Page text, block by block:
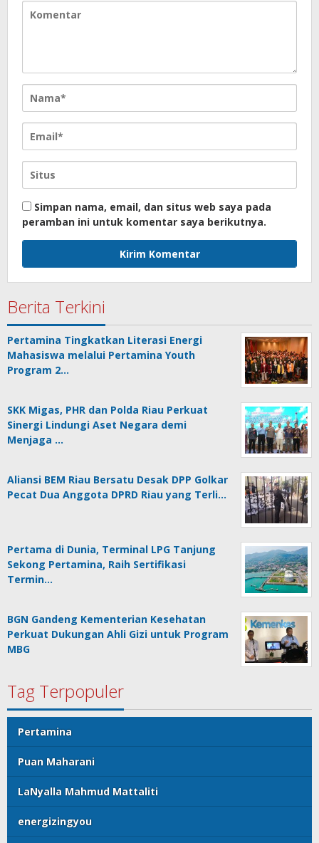
Simpan nama, email, dan situs web saya pada
peramban ini untuk komentar saya berikutnya.
Berita Terkini
Pertamina Tingkatkan Literasi Energi
Mahasiswa melalui Pertamina Youth
Program 2…
SKK Migas, PHR dan Polda Riau Perkuat
Sinergi Lindungi Aset Negara demi
Menjaga …
Aliansi BEM Riau Bersatu Desak DPP Golkar
Pecat Dua Anggota DPRD Riau yang Terli…
Pertama di Dunia, Terminal LPG Tanjung
Sekong Pertamina, Raih Sertifikasi
Termin…
BGN Gandeng Kementerian Kesehatan
Perkuat Dukungan Ahli Gizi untuk Program
MBG
Tag Terpopuler
Pertamina
Puan Maharani
LaNyalla Mahmud Mattaliti
energizingyou